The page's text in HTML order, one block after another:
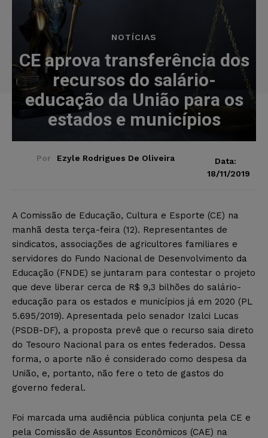
NOTÍCIAS
CE aprova transferência dos
recursos do salário-
educação da União para os
estados e municípios
Por Ezyle Rodrigues De Oliveira
Data:
18/11/2019
A Comissão de Educação, Cultura e Esporte (CE) na
manhã desta terça-feira (12). Representantes de
sindicatos, associações de agricultores familiares e
servidores do Fundo Nacional de Desenvolvimento da
Educação (FNDE) se juntaram para contestar o projeto
que deve liberar cerca de R$ 9,3 bilhões do salário-
educação para os estados e municípios já em 2020 (PL
5.695/2019). Apresentada pelo senador Izalci Lucas
(PSDB-DF), a proposta prevê que o recurso saia direto
do Tesouro Nacional para os entes federados. Dessa
forma, o aporte não é considerado como despesa da
União, e, portanto, não fere o teto de gastos do
governo federal.
Foi marcada uma audiência pública conjunta pela CE e
pela Comissão de Assuntos Econômicos (CAE) na